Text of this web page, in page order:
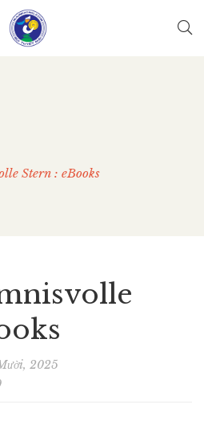
Stern : eBooks
2025